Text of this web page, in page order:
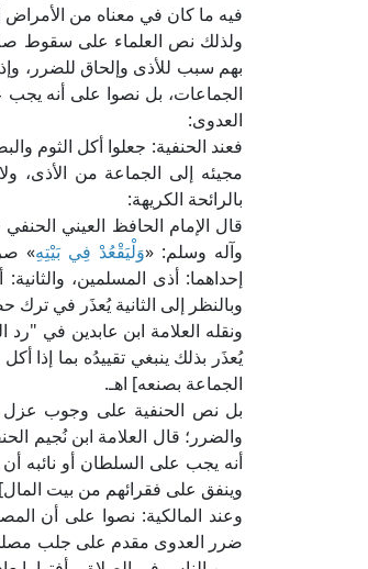
فيه ما كان في معناه من الأمراض
ولذلك نص العلماء على سقوط
بهم سبب للأذى وإلحاق للضرر،
الجماعات، بل نصوا على أنه
العدوى:
فعند الحنفية: جعلوا أكل الثوم
مجيئه إلى الجماعة من الأذى،
بالرائحة الكريهة:
وآله وسلم: «وَلْيَقْعُدْ فِي بَيْتِهِ»
إحداهما: أذى المسلمين،
وبالنظر إلى الثانية يُعذَر في
يُعذَر بذلك ينبغي تقييدُه بما إذا
الجماعة بصنعه] اهـ.
بل نص الحنفية على وجوب عزل
أنه يجب على السلطان أو نائبه
وينفق على فقرائهم من بيت المال]
وعند المالكية: نصوا على أن
ضرر العدوى مقدم على جلب